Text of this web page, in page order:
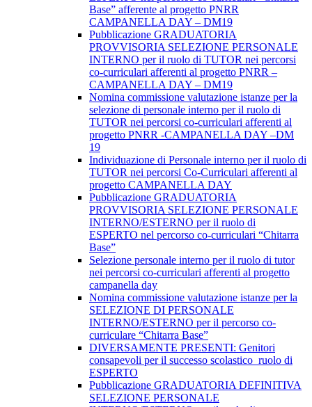
Base” afferente al progetto PNRR
CAMPANELLA DAY – DM19
Pubblicazione GRADUATORIA
PROVVISORIA SELEZIONE PERSONALE
INTERNO per il ruolo di TUTOR nei percorsi
co-curriculari afferenti al progetto PNRR –
CAMPANELLA DAY – DM19
Nomina commissione valutazione istanze per la
selezione di personale interno per il ruolo di
TUTOR nei percorsi co-curriculari afferenti al
progetto PNRR -CAMPANELLA DAY –DM
19
Individuazione di Personale interno per il ruolo di
TUTOR nei percorsi Co-Curriculari afferenti al
progetto CAMPANELLA DAY
Pubblicazione GRADUATORIA
PROVVISORIA SELEZIONE PERSONALE
INTERNO/ESTERNO per il ruolo di
ESPERTO nel percorso co-curriculari “Chitarra
Base”
Selezione personale interno per il ruolo di tutor
nei percorsi co-curriculari afferenti al progetto
campanella day
Nomina commissione valutazione istanze per la
SELEZIONE DI PERSONALE
INTERNO/ESTERNO per il percorso co-
curriculare “Chitarra Base”
DIVERSAMENTE PRESENTI: Genitori
consapevoli per il successo scolastico_ruolo di
ESPERTO
Pubblicazione GRADUATORIA DEFINITIVA
SELEZIONE PERSONALE